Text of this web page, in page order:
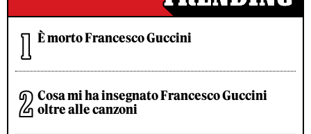
È morto Francesco Guccini
Cosa mi ha insegnato Francesco Guccini
oltre alle canzoni